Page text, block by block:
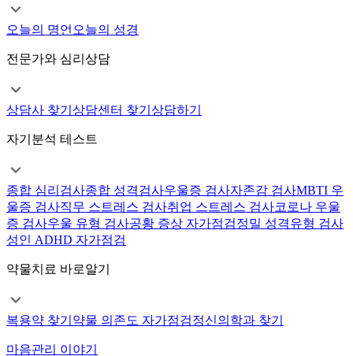
오늘의 명언 오늘의 성경
전문가와 심리상담
상담사 찾기 상담센터 찾기 상담하기
자기분석 테스트
종합 심리검사종합 성격검사우울증 검사자존감 검사MBTI 우
울증 검사직무 스트레스 검사취업 스트레스 검사코로나 우울
증 검사우울 유형 검사공황 증상 자가점검정밀 성격유형 검사
성인 ADHD 자가점검
약물치료 바로알기
복용약 찾기 약물 의존도 자가점검정신의학과 찾기
마음관리 이야기